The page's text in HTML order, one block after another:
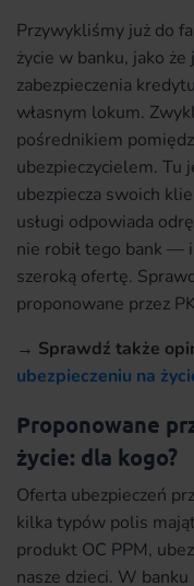
Przywykliśmy już do
życie w banku, jako
zabezpieczenia
własnym lokum.
pośrednikiem
ubezpieczycielem. Tu
ubezpiecza swoich
usługi odpowiada
nie robił tego bank —
szeroką ofertę.
proponowane przez
→ Sprawdź także
ubezpieczeniu na
Proponowane
życie: dla kogo?
Oferta ubezpieczeń
kilka typów polis
produkt OC PPM,
nasze dzieci. W banku